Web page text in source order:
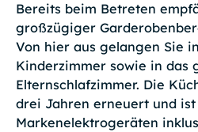
Bereits beim Betreten
großzügiger
Von hier aus gelangen Sie
Kinderzimmer sowie in das
Elternschlafzimmer. Die
drei Jahren erneuert und
Markenelektrogeräten